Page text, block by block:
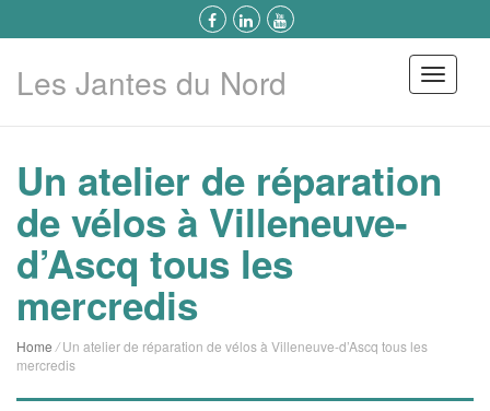
Les Jantes du Nord Menu
Un atelier de réparation
de vélos à Villeneuve-
d’Ascq tous les
mercredis
Home /Un atelier de réparation de vélos à Villeneuve-d’Ascq tous les
mercredis